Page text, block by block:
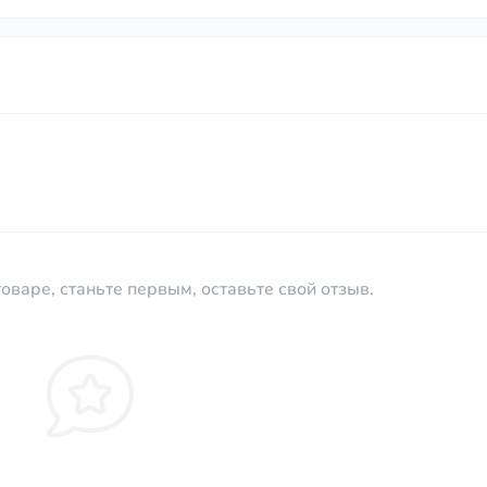
станьте первым, оставьте свой отзыв.